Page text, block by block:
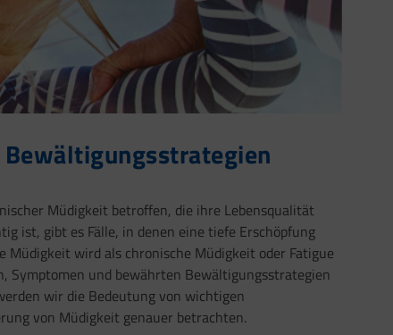
Müdigkeit betroffen, die ihre Lebensqualität
ist, gibt es Fälle, in denen eine tiefe Erschöpfung
wird als chronische Müdigkeit oder Fatigue
Symptomen und bewährten Bewältigungsstrategien
wir die Bedeutung von wichtigen
von Müdigkeit genauer betrachten.